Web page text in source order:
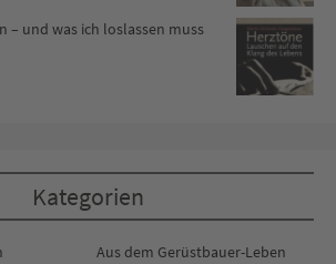
– und was ich loslassen muss
Kategorien
Aus dem Gerüstbauer-Leben